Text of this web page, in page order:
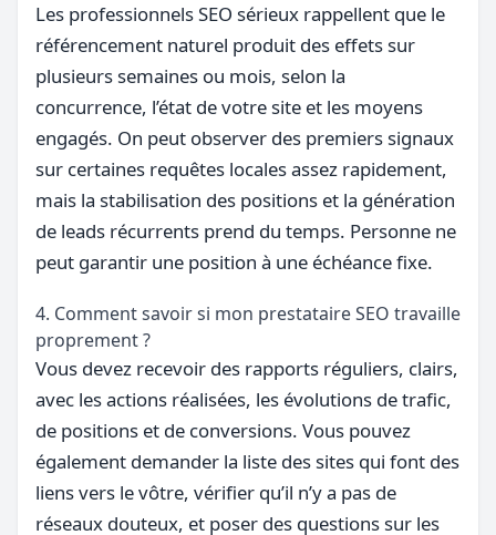
Les professionnels SEO sérieux rappellent que le
référencement naturel produit des effets sur
plusieurs semaines ou mois, selon la
concurrence, l’état de votre site et les moyens
engagés. On peut observer des premiers signaux
sur certaines requêtes locales assez rapidement,
mais la stabilisation des positions et la génération
de leads récurrents prend du temps. Personne ne
peut garantir une position à une échéance fixe.
4. Comment savoir si mon prestataire SEO travaille
proprement ?
Vous devez recevoir des rapports réguliers, clairs,
avec les actions réalisées, les évolutions de trafic,
de positions et de conversions. Vous pouvez
également demander la liste des sites qui font des
liens vers le vôtre, vérifier qu’il n’y a pas de
réseaux douteux, et poser des questions sur les